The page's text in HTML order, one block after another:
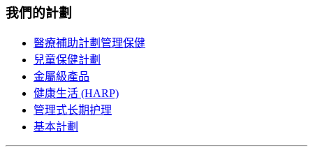
我們的計劃
醫療補助計劃管理保健
兒童保健計劃
金屬級產品
健康生活 (HARP)
管理式长期护理
基本計劃